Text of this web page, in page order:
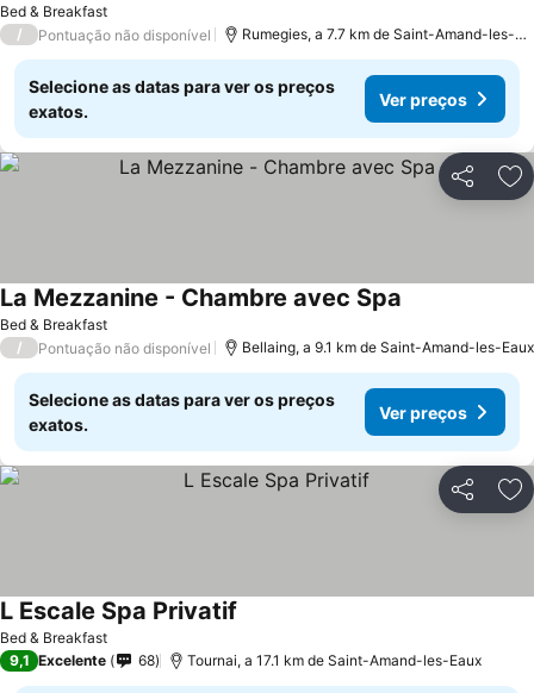
Bed & Breakfast
/ Pontuação não disponível Rumegies, a 7.7 km de Saint-Amand-les-Eaux
Selecione as datas para ver os preços
exatos.
Ver preços
Partilhar
Bed & Breakfast
La Mezzanine - Chambre avec Spa
/ Pontuação não disponível Bellaing, a 9.1 km de Saint-Amand-les-Eaux
Selecione as datas para ver os preços
exatos.
Ver preços
Partilhar
Bed & Breakfast
L Escale Spa Privatif
9,1 Excelente 68 Tournai, a 17.1 km de Saint-Amand-les-Eaux